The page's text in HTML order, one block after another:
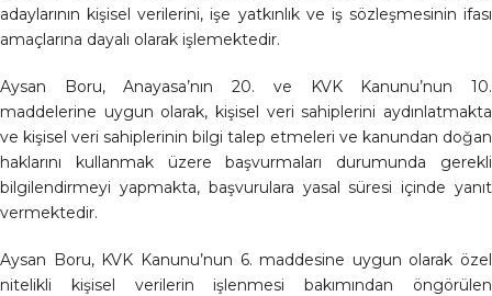
adaylarının kişisel verilerini, işe yatkınlık ve iş sözleşmesinin ifası
amaçlarına dayalı olarak işlemektedir.
Aysan Boru, Anayasa’nın 20. ve KVK Kanunu’nun 10.
maddelerine uygun olarak, kişisel veri sahiplerini aydınlatmakta
ve kişisel veri sahiplerinin bilgi talep etmeleri ve kanundan doğan
haklarını kullanmak üzere başvurmaları durumunda gerekli
bilgilendirmeyi yapmakta, başvurulara yasal süresi içinde yanıt
vermektedir.
Aysan Boru, KVK Kanunu’nun 6. maddesine uygun olarak özel
nitelikli kişisel verilerin işlenmesi bakımından öngörülen